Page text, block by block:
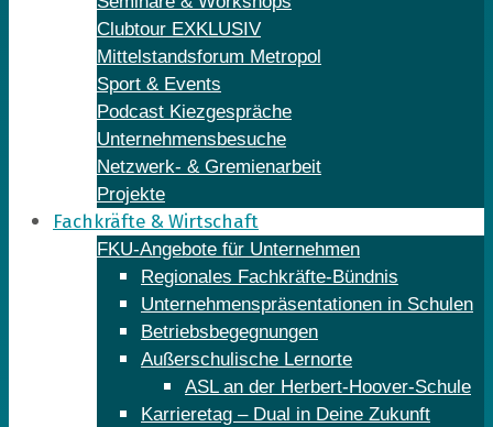
Clubtour EXKLUSIV
Mittelstandsforum Metropol
Sport & Events
Podcast Kiezgespräche
Unternehmensbesuche
Netzwerk- & Gremienarbeit
Projekte
Fachkräfte & Wirtschaft
FKU-Angebote für Unternehmen
Regionales Fachkräfte-Bündnis
Unternehmenspräsentationen in Schulen
Betriebsbegegnungen
Außerschulische Lernorte
ASL an der Herbert-Hoover-Schule
Karrieretag – Dual in Deine Zukunft